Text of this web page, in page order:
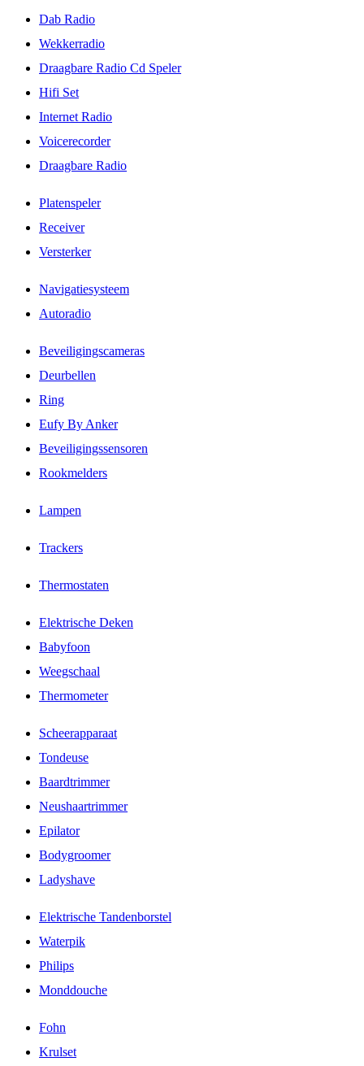
Dab Radio
Wekkerradio
Draagbare Radio Cd Speler
Hifi Set
Internet Radio
Voicerecorder
Draagbare Radio
Platenspeler
Receiver
Versterker
Navigatiesysteem
Autoradio
Beveiligingscameras
Deurbellen
Ring
Eufy By Anker
Beveiligingssensoren
Rookmelders
Lampen
Trackers
Thermostaten
Elektrische Deken
Babyfoon
Weegschaal
Thermometer
Scheerapparaat
Tondeuse
Baardtrimmer
Neushaartrimmer
Epilator
Bodygroomer
Ladyshave
Elektrische Tandenborstel
Waterpik
Philips
Monddouche
Fohn
Krulset